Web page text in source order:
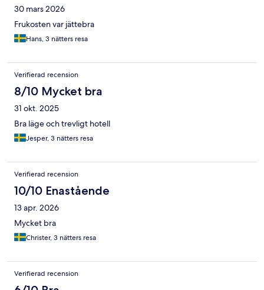
30 mars 2026
Frukosten var jättebra
Hans, 3 nätters resa
Verifierad recension
8/10 Mycket bra
31 okt. 2025
Bra läge och trevligt hotell
Jesper, 3 nätters resa
Verifierad recension
10/10 Enastående
13 apr. 2026
Mycket bra
Christer, 3 nätters resa
Verifierad recension